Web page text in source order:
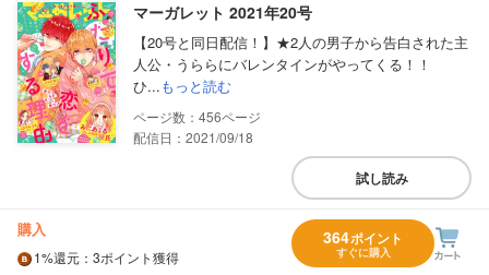
マーガレット 2021年20号
【20号と同日配信！】★2人の男子から告白された主
人公・うららにバレンタインがやってくる！！
ひ...もっと読む
456
配信日：2021/09/18
試し読み
購入
1%還元 ：3ポイント獲得
364ポイント
すぐに購入